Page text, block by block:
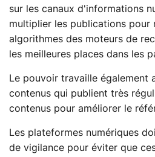
sur les canaux d'informations
multiplier les publications pour
algorithmes des moteurs de
les meilleures places dans les
Le pouvoir travaille également
contenus qui publient très
contenus pour améliorer le
Les plateformes numériques
de vigilance pour éviter que